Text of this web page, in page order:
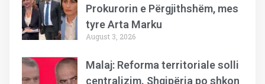
Prokurorin e Përgjithshëm, mes
tyre Arta Marku
August 3, 2026
Malaj: Reforma territoriale solli
centralizim. Shqipëria po shkon